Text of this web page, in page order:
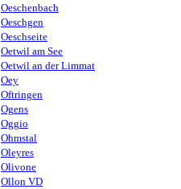
Oeschenbach
Oeschgen
Oeschseite
Oetwil am See
Oetwil an der Limmat
Oey
Oftringen
Ogens
Oggio
Ohmstal
Oleyres
Olivone
Ollon VD